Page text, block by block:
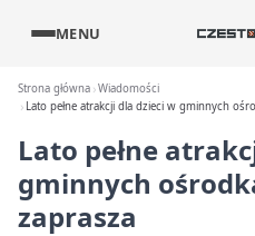
MENU
Strona główna Wiadomości
Lato pełne atrakcji dla dzieci w gminnych
Lato pełne
gminnych
zaprasza